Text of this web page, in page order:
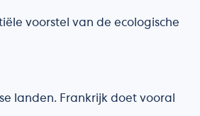
voorstel van de ecologische
landen. Frankrijk doet vooral